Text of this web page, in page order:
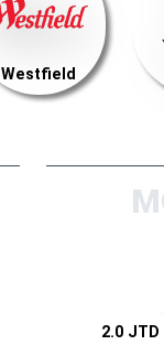
Westfield
2.0 JTD